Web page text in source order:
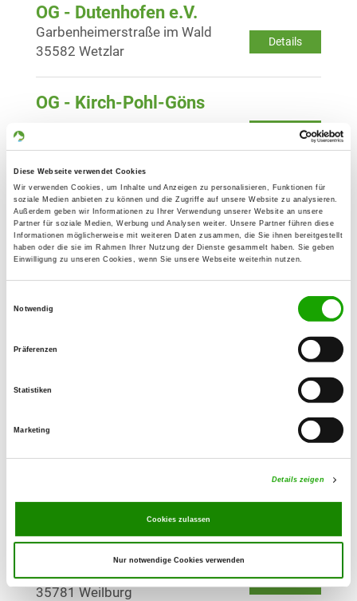
Diese Webseite verwendet Cookies
Wir verwenden Cookies, um Inhalte und Anzeigen zu personalisieren, Funktionen für
soziale Medien anbieten zu können und die Zugriffe auf unsere Website zu analysieren.
Außerdem geben wir Informationen zu Ihrer Verwendung unserer Website an unsere
Partner für soziale Medien, Werbung und Analysen weiter. Unsere Partner führen diese
Informationen möglicherweise mit weiteren Daten zusammen, die Sie ihnen bereitgestellt
haben oder die sie im Rahmen Ihrer Nutzung der Dienste gesammelt haben. Sie geben
Einwilligung zu unseren Cookies, wenn Sie unsere Webseite weiterhin nutzen.
Notwendig
Präferenzen
Statistiken
Marketing
Details zeigen
Cookies zulassen
Nur notwendige Cookies verwenden
OG - Dutenhofen e.V.
Details
Garbenheimerstraße im Wald
35582 Wetzlar
OG - Kirch-Pohl-Göns
Details
OG - Lang-Göns
Details
Am Alten Stuck 7
35428 Langgöns
OG - Leihgestern
Details
GMPW+Q2 Linden
Details
Auf dem Küppel
OG - Lollar
35457 Lollar-Ruttershausen
OG - Weilburg/Lahn
Details
Am Windhof
35781 Weilburg